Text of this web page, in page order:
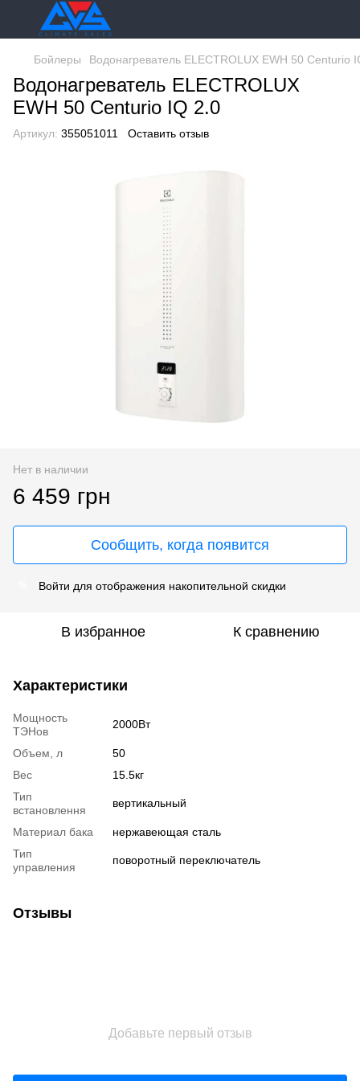
Бойлеры Водонагреватель ELECTROLUX EWH 50 Centurio
Водонагреватель ELECTROLUX
EWH 50 Centurio IQ 2.0
Артикул: 355051011 Оставить отзыв
Нет в наличии
6 459 грн
Сообщить, когда появится
Войти для отображения накопительной скидки
В избранное К сравнению
Характеристики
Мощность
ТЭНов
2000Вт
Объем, л
50
Вес
15.5кг
Тип
встановлення
вертикальный
Материал бака
нержавеющая сталь
Тип
управления
поворотный переключатель
Отзывы
Добавьте первый отзыв